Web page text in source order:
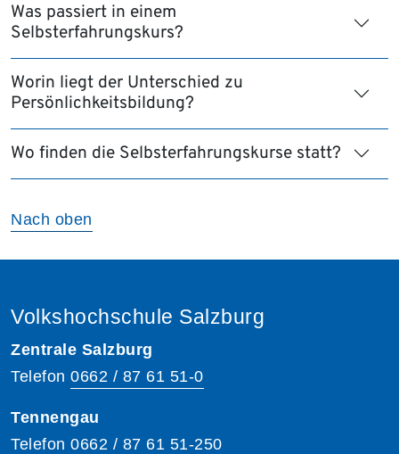
Was passiert in einem
Selbsterfahrungskurs?
Worin liegt der Unterschied zu
Persönlichkeitsbildung?
Wo finden die Selbsterfahrungskurse statt?
Nach oben
Volkshochschule Salzburg
Zentrale Salzburg
Telefon 0662 / 87 61 51-0
Tennengau
Telefon 0662 / 87 61 51-250